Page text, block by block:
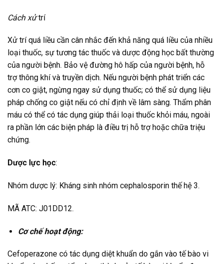
Cách xửtrí
Xử trí quá liều cần cân nhắc đến khả năng quá liều của nhiều
loại thuốc, sự tương tác thuốc và dược động học bất thường
của người bệnh. Bảo vệ đường hô hấp của người bệnh, hỗ
trợ thông khí và truyền dịch. Nếu người bệnh phát triển các
cơn co giật, ngừng ngay sử dụng thuốc; có thể sử dụng liệu
pháp chống co giật nếu có chỉ định về lâm sàng. Thẩm phân
máu có thể có tác dụng giúp thải loại thuốc khỏi máu, ngoài
ra phần lớn các biện pháp là điều trị hỗ trợ hoặc chữa triệu
chứng.
Dược lực học:
Nhóm dược lý: Kháng sinh nhóm cephalosporin thế hệ 3.
MÃ ATC: J01DD12.
Cơ chế hoạt động:
Cefoperazone có tác dụng diệt khuẩn do gắn vào tế bào vi